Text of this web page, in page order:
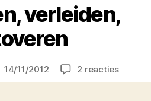
verleiden,
14/11/2012 2 reactiesop